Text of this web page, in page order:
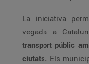
La iniciativa
vegada a
transport públic
ciutats. Els